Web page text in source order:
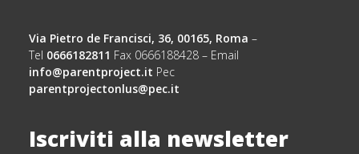
Via Pietro de Francisci, 36, 00165, Roma –
Tel 0666182811 Fax 0666188428 – Email
info@parentproject.it Pec
parentprojectonlus@pec.it
Iscriviti alla newsletter